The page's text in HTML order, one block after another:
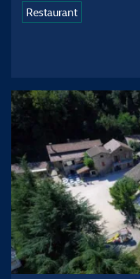
Restaurant